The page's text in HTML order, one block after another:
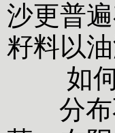
沙更普
籽料以
如何
分布不